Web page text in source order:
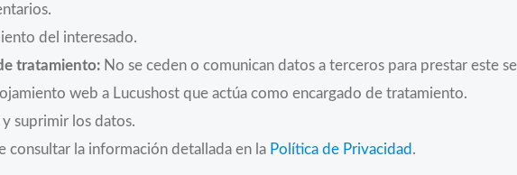
del interesado.
tratamiento:No se ceden o comunican datos a terceros para prestar este
web a Lucushost que actúa como encargado de tratamiento.
suprimir los datos.
consultar la información detallada en la Política de Privacidad .